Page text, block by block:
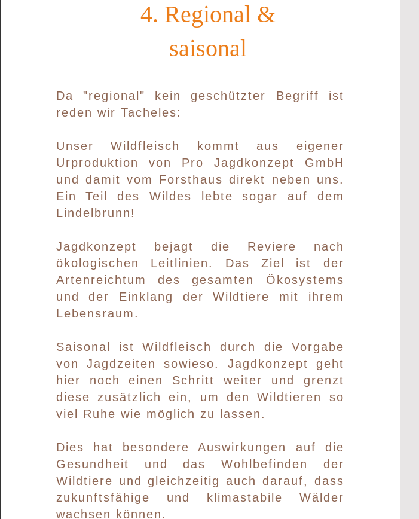
4. Regional &
saisonal
Da "regional" kein geschützter Begriff ist
reden wir Tacheles:
Unser Wildfleisch kommt aus eigener
Urproduktion von Pro Jagdkonzept GmbH
und damit vom Forsthaus direkt neben uns.
Ein Teil des Wildes lebte sogar auf dem
Lindelbrunn!
Jagdkonzept bejagt die Reviere nach
ökologischen Leitlinien. Das Ziel ist der
Artenreichtum des gesamten Ökosystems
und der Einklang der Wildtiere mit ihrem
Lebensraum.
Saisonal ist Wildfleisch durch die Vorgabe
von Jagdzeiten sowieso. Jagdkonzept geht
hier noch einen Schritt weiter und grenzt
diese zusätzlich ein, um den Wildtieren so
viel Ruhe wie möglich zu lassen.
Dies hat besondere Auswirkungen auf die
Gesundheit und das Wohlbefinden der
Wildtiere und gleichzeitig auch darauf, dass
zukunftsfähige und klimastabile Wälder
wachsen können.